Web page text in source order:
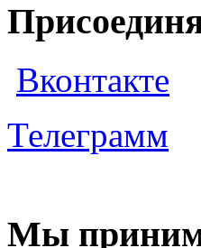
Вконтакте
Телеграмм
Мы